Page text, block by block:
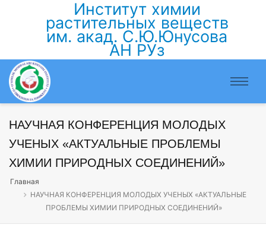
Институт химии
растительных веществ
им. акад. С.Ю.Юнусова
АН РУз
НАУЧНАЯ КОНФЕРЕНЦИЯ МОЛОДЫХ
УЧЕНЫХ «АКТУАЛЬНЫЕ ПРОБЛЕМЫ
ХИМИИ ПРИРОДНЫХ СОЕДИНЕНИЙ»
Главная
НАУЧНАЯ КОНФЕРЕНЦИЯ МОЛОДЫХ УЧЕНЫХ «АКТУАЛЬНЫЕ
ПРОБЛЕМЫ ХИМИИ ПРИРОДНЫХ СОЕДИНЕНИЙ»